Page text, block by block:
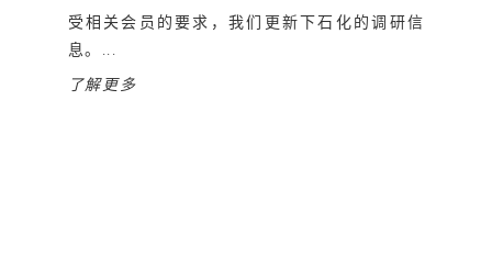
受相关会员的要求，我们更新下石化的调研信
息。...
了解更多